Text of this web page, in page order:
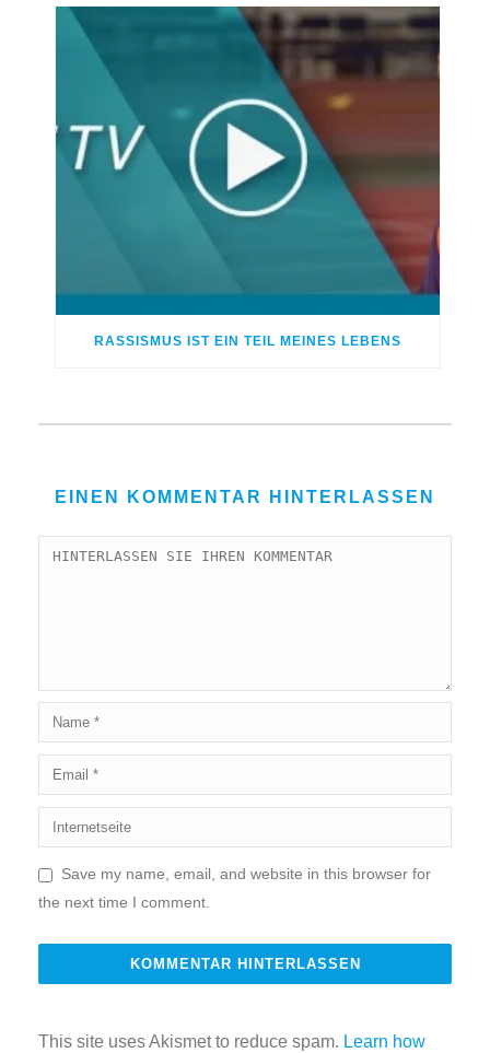
RASSISMUS IST EIN TEIL MEINES LEBENS
EINEN KOMMENTAR HINTERLASSEN
Save my name, email, and website in this browser for
the next time I comment.
This site uses Akismet to reduce spam. Learn how